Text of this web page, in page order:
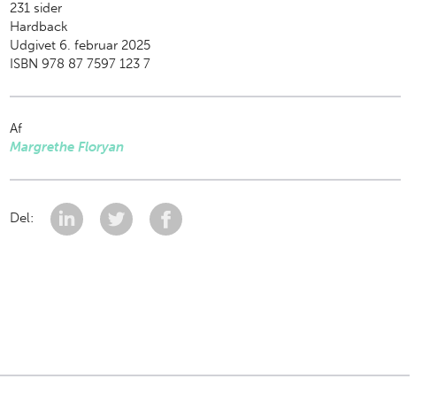
231sider
Hardback
Udgivet 6. februar 2025
ISBN 978 87 7597 123 7
Af
Margrethe Floryan
Del: